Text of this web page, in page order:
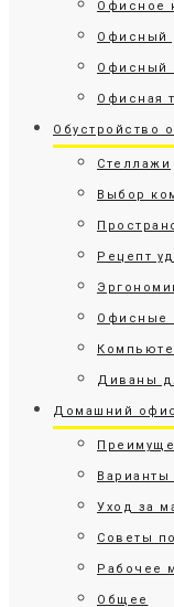
Офисное
Офисный
Офисный
Офисная
Обустройство
Стеллажи
Выбор
Рецепт
Офисные
Диваны
Домашний офис
Варианты
Уход за
Советы
Рабочее
Общее